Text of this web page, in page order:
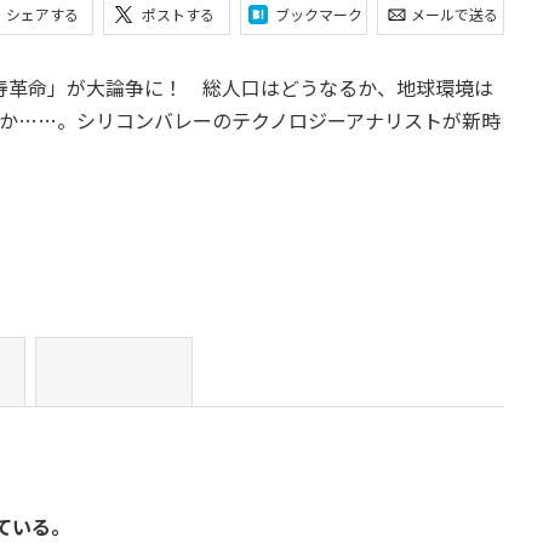
シェアする ポストする ブックマーク メールで送る
命」が大論争に！ 総人口はどうなるか、地球環境は
……。シリコンバレーのテクノロジーアナリストが新時
る。